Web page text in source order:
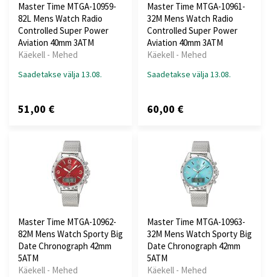
Master Time MTGA-10959-
82L Mens Watch Radio
Controlled Super Power
Aviation 40mm 3ATM
Käekell - Mehed
Saadetakse välja 13.08.
51,00 €
Master Time MTGA-10961-
32M Mens Watch Radio
Controlled Super Power
Aviation 40mm 3ATM
Käekell - Mehed
Saadetakse välja 13.08.
60,00 €
Master Time MTGA-10962-
82M Mens Watch Sporty Big
Date Chronograph 42mm
5ATM
Käekell - Mehed
Master Time MTGA-10963-
32M Mens Watch Sporty Big
Date Chronograph 42mm
5ATM
Käekell - Mehed